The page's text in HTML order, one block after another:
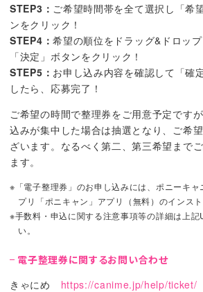
STEP3： ご希望時間帯を全て選択し「希
ンをクリック！
STEP4：希望の順位をドラッグ&ドロップ
「決定」ボタンをクリック！
STEP5： お申し込み内容を確認して「確
したら、応募完了！
ご希望の時間で整理券をご用意予定です
込みが集中した場合は抽選となり、ご希
ざいます。なるべく第二、第三希望まで
ます。
※「電子整理券」のお申し込みには、ポニーキャ
プリ「ポニキャン」アプリ（無料）のインスト
※手数料・申込に関する注意事項等の詳細は上
い。
電子整理券に関するお問い合わせ
きゃにめ https://canime.jp/help/ticket/